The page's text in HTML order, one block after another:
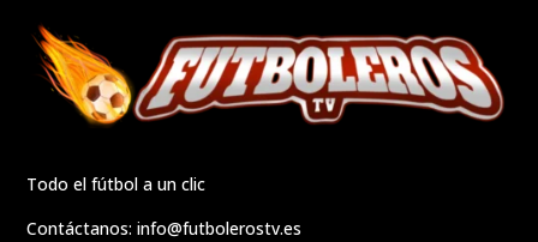
Todo el fútbol a un clic
Contáctanos:info@futbolerostv.es